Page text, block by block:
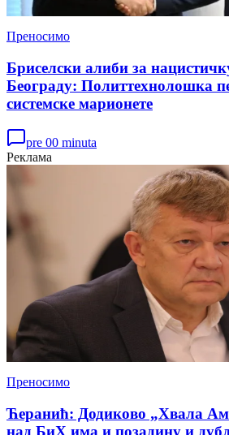
Преносимо
Бриселски алиби за
Београду: Политтехнолошка
системске марионете
pre 00 minuta
Реклама
Преносимо
Ћеранић: Додиково „Хвала
над БиХ има и позадину и